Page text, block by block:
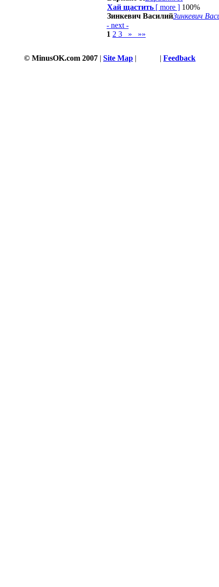
Хай щастить [ more ] 100%
Зинкевич ВасилийЗинкевич
- next -
1 2 3 » »»
© MinusOK.com 2007 | Site Map | | Feedback